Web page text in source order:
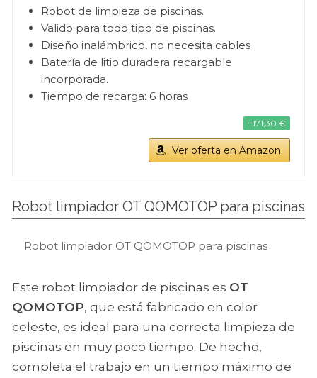
Robot de limpieza de piscinas.
Valido para todo tipo de piscinas.
Diseño inalámbrico, no necesita cables
Batería de litio duradera recargable
incorporada.
Tiempo de recarga: 6 horas
−171,30 €
Ver oferta en Amazon
Robot limpiador OT QOMOTOP para piscinas
Robot limpiador OT QOMOTOP para piscinas
Este robot limpiador de piscinas es OT
QOMOTOP, que está fabricado en color
celeste, es ideal para una correcta limpieza de
piscinas en muy poco tiempo. De hecho,
completa el trabajo en un tiempo máximo de